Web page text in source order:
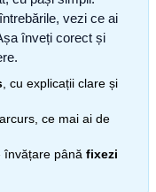
vezi ce ai
înveți corect și
, cu explicații clare și
ce mai ai de
învățare până fixezi